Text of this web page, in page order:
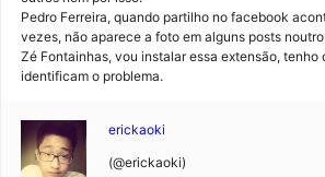
Pedro Ferreira, quando partilho no facebook
vezes, não aparece a foto em alguns posts
Zé Fontainhas, vou instalar essa extensão, tenho
identificam o problema.
erickaoki
(@erickaoki)